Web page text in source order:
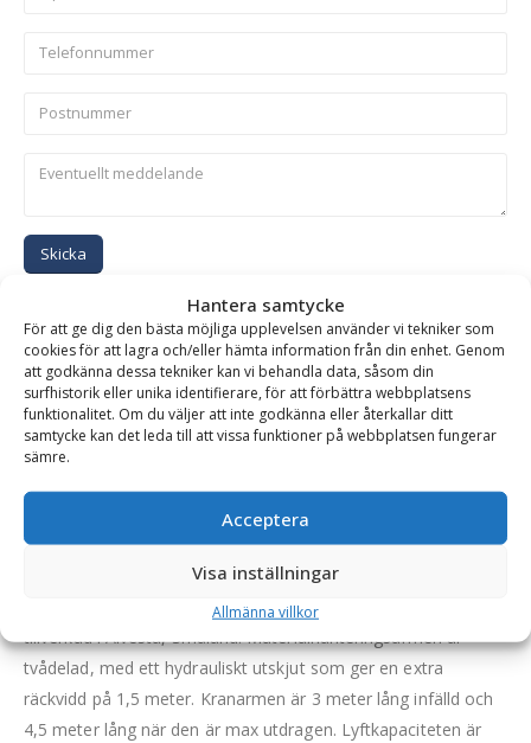
Hantera samtycke
För att ge dig den bästa möjliga upplevelsen använder vi tekniker som
cookies för att lagra och/eller hämta information från din enhet. Genom
att godkänna dessa tekniker kan vi behandla data, såsom din
surfhistorik eller unika identifierare, för att förbättra webbplatsens
funktionalitet. Om du väljer att inte godkänna eller återkallar ditt
samtycke kan det leda till att vissa funktioner på webbplatsen fungerar
sämre.
Acceptera
Visa inställningar
Allmänna villkor
Skicka
Se alla produkter inom samma kategori
Kranarmar Hydrauliska
BESKRIVNING
Kranarm 4,5 m – hydraulisk, fäste S50, 2-delad,
maxlängd 4,5 m, maxlast vid full längd 1500 kg
Högkvalitativ hydraulisk kranarm för grävmaskin som är
tillverkad i Alvesta, Småland. Materialhanteringsarmen är
tvådelad, med ett hydrauliskt utskjut som ger en extra
räckvidd på 1,5 meter. Kranarmen är 3 meter lång infälld och
4,5 meter lång när den är max utdragen. Lyftkapaciteten är